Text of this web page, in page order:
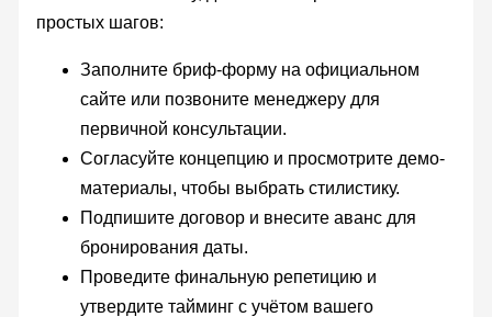
простых шагов:
Заполните бриф-форму на официальном
сайте или позвоните менеджеру для
первичной консультации.
Согласуйте концепцию и просмотрите демо-
материалы, чтобы выбрать стилистику.
Подпишите договор и внесите аванс для
бронирования даты.
Проведите финальную репетицию и
утвердите тайминг с учётом вашего